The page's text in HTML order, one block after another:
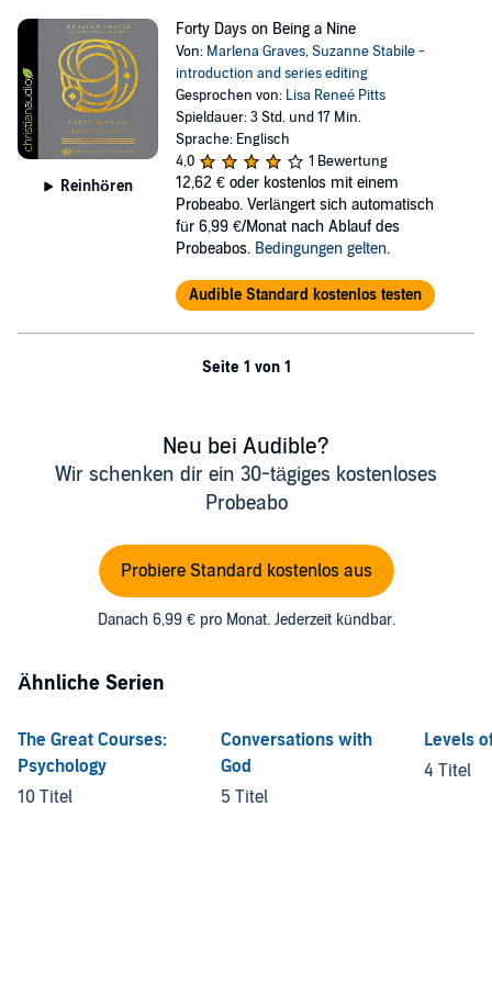
Reinhören
Forty Days on Being a Nine
Von: Marlena Graves,Suzanne Stabile -
introduction and series editing
Gesprochen von: Lisa Reneé Pitts
Spieldauer: 3 Std. und 17 Min.
Sprache: Englisch
4,0
1 Bewertung
12,62 € oder kostenlos mit einem
Probeabo. Verlängert sich automatisch
für 6,99 €/Monat nach Ablauf des
Probeabos. Bedingungen gelten.
Audible Standard kostenlos testen
Seite 1 von 1
Neu bei Audible?
Wir schenken dir ein 30-tägiges kostenloses
Probeabo
Probiere Standard kostenlos aus
Danach 6,99 € pro Monat. Jederzeit kündbar.
Ähnliche Serien
The Great Courses:
Psychology
10 Titel
Conversations with
God
5 Titel
Levels
4 Titel